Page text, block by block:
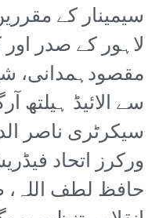
سیمینار کے
لاہور کے صدر
مقصودہمدانی،
سے الائیڈ ہیلتھ
سیکرٹری ناصر
ورکرز اتحاد
حافظ لطف